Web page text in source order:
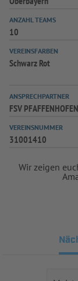
ANZAHL TEAMS
10
VEREINSFARBEN
Schwarz Rot
ANSPRECHPARTNER
FSV PFAFFENHOFEN
VEREINSNUMMER
31001410
Wir zeigen